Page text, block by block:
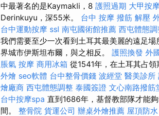
中最著名的是Kaymakli，8 護照過期 大甲按
Derinkuyu，深55米。 台中 按摩 撥筋 解壓
台中運動按摩 ssl 南屯國術館推薦 西屯體態
我們需要至少一次看到土耳其最美麗的遠足
界城市伊斯坦布爾，與之相反。 護照換發 外
脹氣 按摩 商用冰箱 從1541年，在土耳其占
外燴 seo軟體 台中整骨價錢 波經堂 醫美診所
燴廠商 西屯體態調整 泰國簽證 文心南路撥筋
台中按摩spa 直到1686年，基督教部隊才能
間。 整骨院 貨運公司 辦桌外燴推薦 屋頂防水